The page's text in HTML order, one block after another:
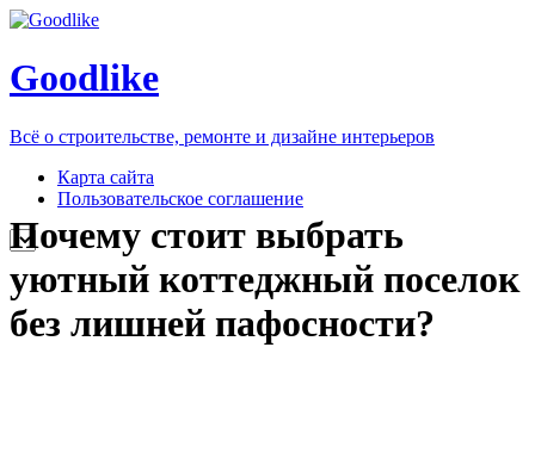
Goodlike
Всё о строительстве, ремонте и дизайне интерьеров
Карта сайта
Пользовательское соглашение
Почему стоит выбрать
уютный коттеджный поселок
без лишней пафосности?